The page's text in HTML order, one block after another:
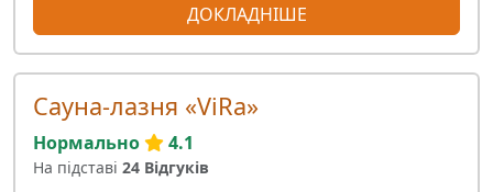
ДОКЛАДНІШЕ
Сауна-лазня «ViRa»
Нормально 4.1
На підставі 24 Відгуків